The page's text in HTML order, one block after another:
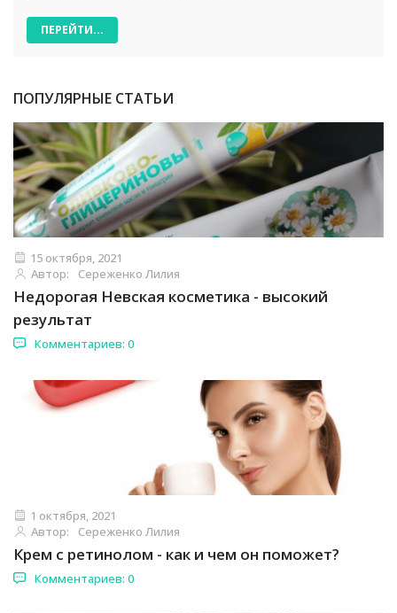
ПЕРЕЙТИ...
ПОПУЛЯРНЫЕ СТАТЬИ
15 октября, 2021
Автор:
Сереженко Лилия
Недорогая Невская косметика - высокий
результат
Комментариев: 0
1 октября, 2021
Автор:
Сереженко Лилия
Крем с ретинолом - как и чем он поможет?
Комментариев: 0